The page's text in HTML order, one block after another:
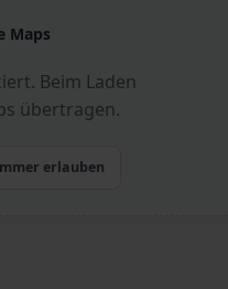
Maps
Beim Laden
übertragen.
erlauben